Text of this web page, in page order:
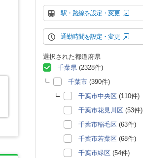
駅・路線を設定・変更
通勤時間を設定・変更
選択された都道府県
千葉県 (2328件)
千葉市 (390件)
千葉市中央区 (110件)
千葉市花見川区 (53件)
千葉市稲毛区 (63件)
千葉市若葉区 (68件)
千葉市緑区 (54件)